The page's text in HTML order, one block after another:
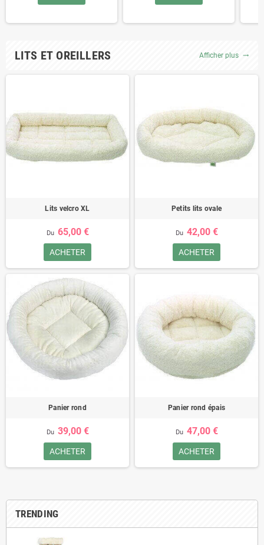
TRENDING
LITS ET OREILLERS Afficher plus trending_flat
Lits velcro XL
Du 65,00 €
ACHETER
Petits lits ovale
Du 42,00 €
ACHETER
Panier rond
Du 39,00 €
ACHETER
Panier rond épais
Du 47,00 €
ACHETER